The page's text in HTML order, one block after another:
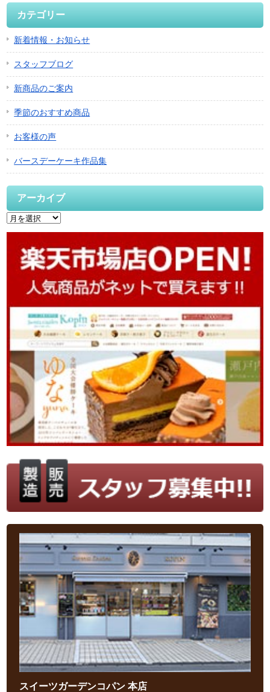
カテゴリー
新着情報・お知らせ
スタッフブログ
新商品のご案内
季節のおすすめ商品
お客様の声
バースデーケーキ作品集
アーカイブ
スイーツガーデンコパン 本店